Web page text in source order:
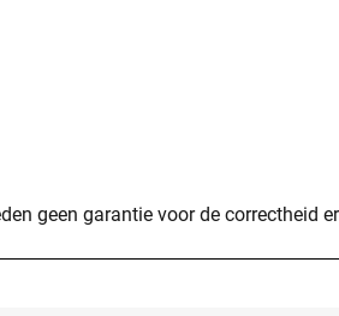
geen garantie voor de correctheid